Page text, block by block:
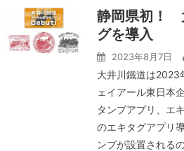
静岡県初！
グを導入
2023年8月7日
大井川鐵道は2023
ェイアール東日本
タンプアプリ、エ
のエキタグアプリ
ンプが設置される